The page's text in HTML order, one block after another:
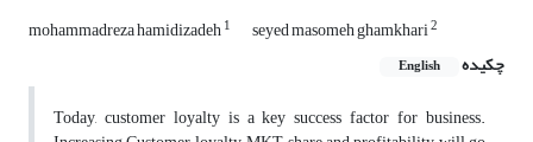
mohammadreza hamidizadeh1 seyed masomeh ghamkhari2
چکیده English
Today, customer loyalty is a key success factor for business.